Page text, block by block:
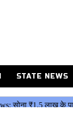
STATE NEWS